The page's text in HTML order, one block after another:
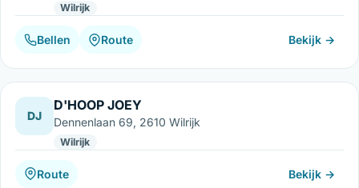
Wilrijk
Bellen Route Bekijk →
DJ
D'HOOP JOEY
Dennenlaan 69, 2610 Wilrijk
Wilrijk
Route Bekijk →